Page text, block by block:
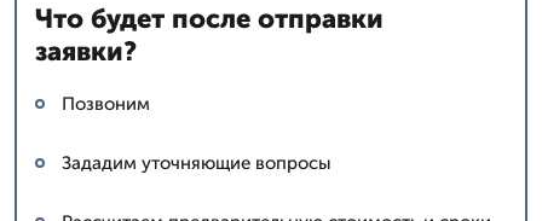
Что будет после отправки
заявки?
Позвоним
Зададим уточняющие вопросы